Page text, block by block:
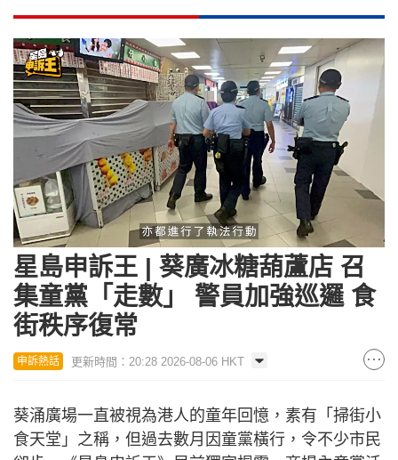
Unmute Loaded:
23.75%
星島申訴王 | 葵廣冰糖葫蘆店 召
集童黨「走數」 警員加強巡邏 食
街秩序復常
申訴熱話 更新時間：20:28 2026-08-06 HKT
葵涌廣場一直被視為港人的童年回憶，素有「掃街小
食天堂」之稱，但過去數月因童黨橫行，令不少市民